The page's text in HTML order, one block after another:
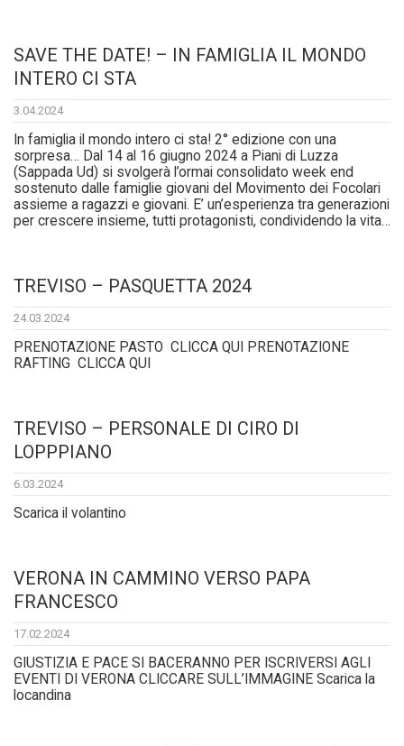
SAVE THE DATE! – IN FAMIGLIA IL MONDO
INTERO CI STA
3.04.2024
In famiglia il mondo intero ci sta! 2° edizione con una
sorpresa… Dal 14 al 16 giugno 2024 a Piani di Luzza
(Sappada Ud) si svolgerà l’ormai consolidato week end
sostenuto dalle famiglie giovani del Movimento dei Focolari
assieme a ragazzi e giovani. E’ un’esperienza tra generazioni
per crescere insieme, tutti protagonisti, condividendo la vita…
TREVISO – PASQUETTA 2024
24.03.2024
PRENOTAZIONE PASTO CLICCA QUI PRENOTAZIONE
RAFTING CLICCA QUI
TREVISO – PERSONALE DI CIRO DI
LOPPPIANO
6.03.2024
Scarica il volantino
VERONA IN CAMMINO VERSO PAPA
FRANCESCO
17.02.2024
GIUSTIZIA E PACE SI BACERANNO PER ISCRIVERSI AGLI
EVENTI DI VERONA CLICCARE SULL’IMMAGINE Scarica la
locandina